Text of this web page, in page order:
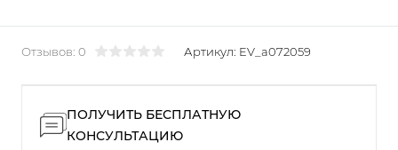
Отзывов: 0 Артикул: EV_a072059
ПОЛУЧИТЬ БЕСПЛАТНУЮ
КОНСУЛЬТАЦИЮ